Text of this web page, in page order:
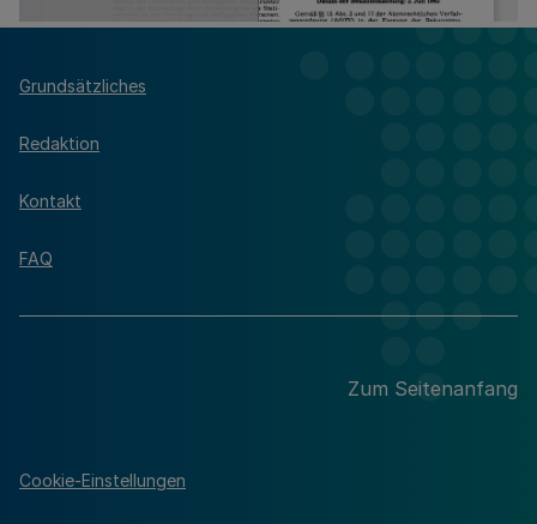
Grundsätzliches
Redaktion
Kontakt
FAQ
Zum Seitenanfang
Cookie-Einstellungen